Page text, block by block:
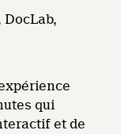
DocLab,
qui
et de